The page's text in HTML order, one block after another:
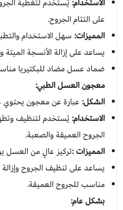
الاستخدام:يُستخدم لتغطية
على التئام الجروح.
المميزات:سهل الاستخدام
يساعد على إزالة الأنسجة الميتة
ضماد عسل مضاد للبكتيريا
معجون العسل الطبي:
الشكل:عبارة عن معجون يحتوي
الاستخدام:يُستخدم لتنظيف
الجروح العميقة والصعبة.
المميزات :تركيز عالٍ من العسل
يساعد على تنظيف الجروح وإزالة
مناسب للجروح العميقة.
بشكل عام: